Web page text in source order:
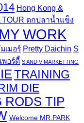
Hong Kong &
TOUR ตกปลาน้ำแข็ง
MY WORK
เมอร์ Pretty Daichin S
พอร์ตี้ S AND V MARKETTING
TRAINING
DIE
RODS TIP
Welcome MR.PARK